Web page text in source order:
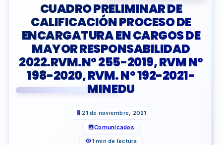
CUADRO PRELIMINAR DE
CALIFICACIÓN PROCESO DE
ENCARGATURA EN CARGOS DE
MAYOR RESPONSABILIDAD
2022.RVM.Nº 255-2019, RVM Nº
198-2020, RVM. Nº 192-2021-
MINEDU
21 de noviembre, 2021
Comunicados
1 min de lectura